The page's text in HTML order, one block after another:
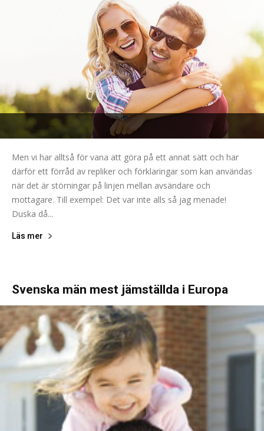
Men vi har alltså för vana att göra på ett annat sätt och har
därför ett förråd av repliker och förklaringar som kan användas
när det är störningar på linjen mellan avsändare och
mottagare. Till exempel: Det var inte alls så jag menade!
Duska då...
Läs mer
Svenska män mest jämställda i Europa